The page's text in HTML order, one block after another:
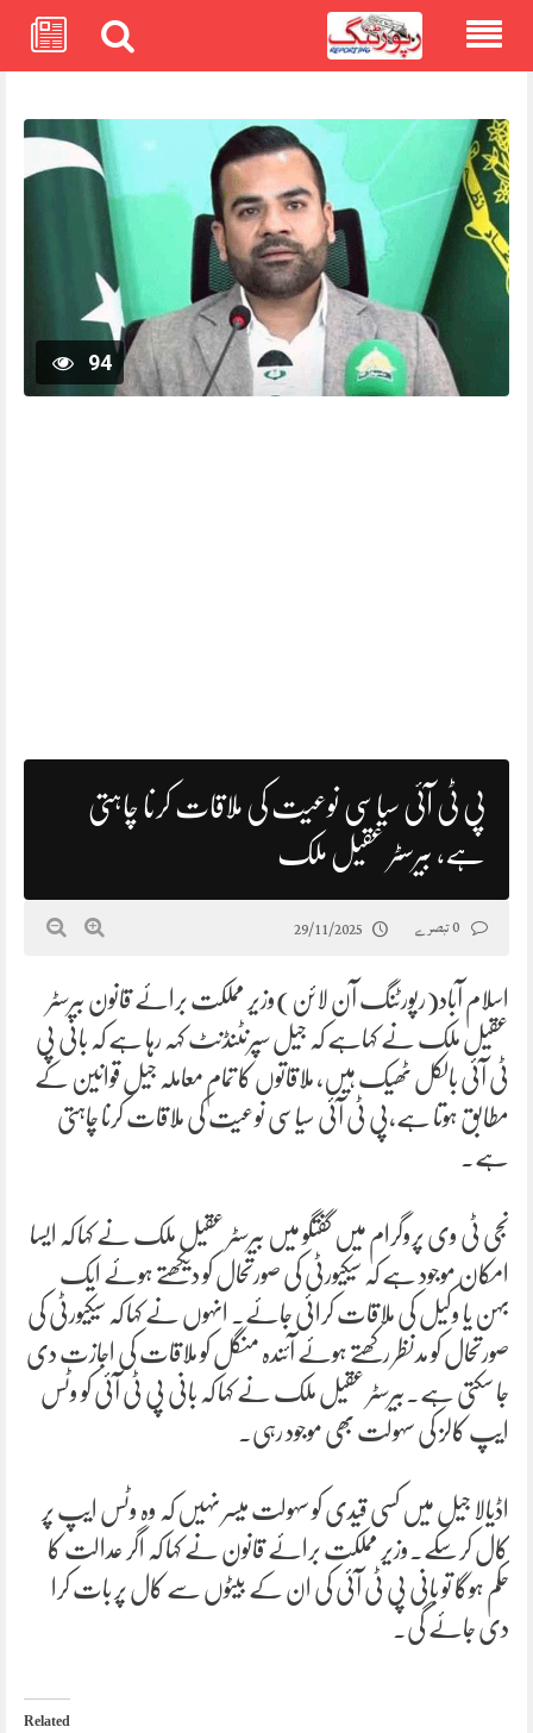
94
پی ٹی آئی سیاسی نوعیت کی ملاقات کرنا چاہتی
ہے، بیرسٹر عقیل ملک
29/11/2025
اسلام آباد(رپورٹنگ آن لائن)وزیر مملکت برائے قانون بیرسٹر
عقیل ملک نے کہاہے کہ جیل سپرنٹنڈنٹ کہہ رہا ہے کہ بانی پی
ٹی آئی بالکل ٹھیک ہیں، ملاقاتوں کا تمام معاملہ جیل قوانین کے
مطابق ہوتا ہے،پی ٹی آئی سیاسی نوعیت کی ملاقات کرنا چاہتی
ہے۔
نجی ٹی وی پروگرام میں گفتگو میں بیرسٹر عقیل ملک نے کہا کہ ایسا
امکان موجود ہے کہ سیکیورٹی کی صورتحال کو دیکھتے ہوئے ایک
بہن یا وکیل کی ملاقات کرائی جائے۔ انہوں نے کہا کہ سیکیورٹی کی
صورتحال کو مدنظر رکھتے ہوئے آئندہ منگل کو ملاقات کی اجازت دی
جا سکتی ہے۔بیرسٹر عقیل ملک نے کہا کہ بانی پی ٹی آئی کو وٹس
ایپ کالز کی سہولت بھی موجود رہی۔
اڈیالا جیل میں کسی قیدی کو سہولت میسر نہیں کہ وہ وٹس ایپ پر
کال کرسکے۔وزیر مملکت برائے قانون نے کہا کہ اگر عدالت کا
حکم ہوگا تو بانی پی ٹی آئی کی ان کے بیٹوں سے کال پر بات کرا
دی جائے گی۔
Related